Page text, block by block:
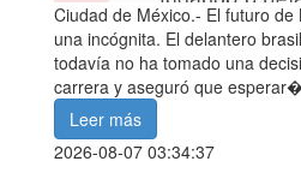
Ciudad de México.- El futuro
una incógnita. El delantero
todavía no ha tomado una
carrera y aseguró que
Leer más
2026-08-07 03:34:37